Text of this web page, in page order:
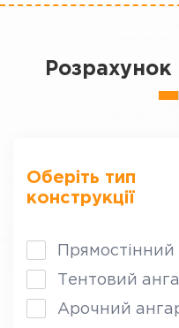
Розрахунок
Оберіть тип
конструкції
Прямостінний
Тентовий
Арочний